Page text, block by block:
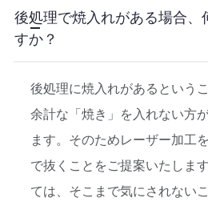
後処理で焼入れがある場合、
すか？
後処理に焼入れがあるという
余計な「焼き」を入れない方
ます。そのためレーザー加工
で抜くことをご提案いたしま
ては、そこまで気にされない